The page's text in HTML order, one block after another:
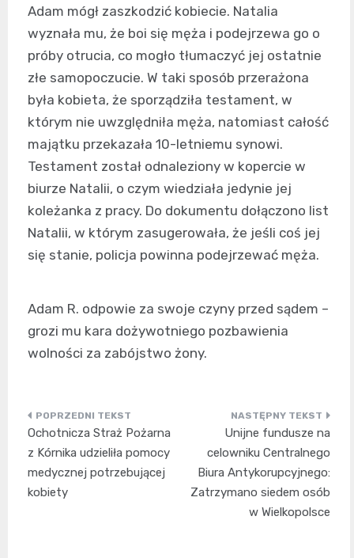
Adam mógł zaszkodzić kobiecie. Natalia
wyznała mu, że boi się męża i podejrzewa go o
próby otrucia, co mogło tłumaczyć jej ostatnie
złe samopoczucie. W taki sposób przerażona
była kobieta, że sporządziła testament, w
którym nie uwzględniła męża, natomiast całość
majątku przekazała 10-letniemu synowi.
Testament został odnaleziony w kopercie w
biurze Natalii, o czym wiedziała jedynie jej
koleżanka z pracy. Do dokumentu dołączono list
Natalii, w którym zasugerowała, że jeśli coś jej
się stanie, policja powinna podejrzewać męża.
Adam R. odpowie za swoje czyny przed sądem –
grozi mu kara dożywotniego pozbawienia
wolności za zabójstwo żony.
Nawigacja
wpisu
Ochotnicza Straż Pożarna
z Kórnika udzieliła pomocy
medycznej potrzebującej
kobiety
Unijne fundusze na
celowniku Centralnego
Biura Antykorupcyjnego:
Zatrzymano siedem osób
w Wielkopolsce